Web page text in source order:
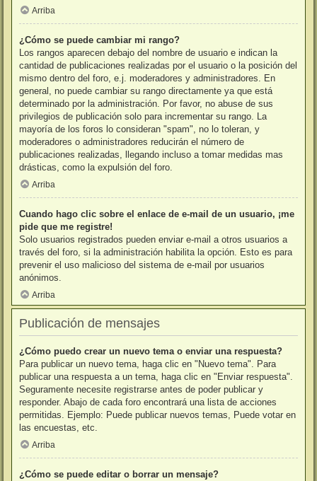
Arriba
¿Cómo se puede cambiar mi rango?
Los rangos aparecen debajo del nombre de usuario e indican la
cantidad de publicaciones realizadas por el usuario o la posición del
mismo dentro del foro, e.j. moderadores y administradores. En
general, no puede cambiar su rango directamente ya que está
determinado por la administración. Por favor, no abuse de sus
privilegios de publicación solo para incrementar su rango. La
mayoría de los foros lo consideran "spam", no lo toleran, y
moderadores o administradores reducirán el número de
publicaciones realizadas, llegando incluso a tomar medidas mas
drásticas, como la expulsión del foro.
Arriba
Cuando hago clic sobre el enlace de e-mail de un usuario, ¡me
pide que me registre!
Solo usuarios registrados pueden enviar e-mail a otros usuarios a
través del foro, si la administración habilita la opción. Esto es para
prevenir el uso malicioso del sistema de e-mail por usuarios
anónimos.
Arriba
Publicación de mensajes
¿Cómo puedo crear un nuevo tema o enviar una respuesta?
Para publicar un nuevo tema, haga clic en "Nuevo tema". Para
publicar una respuesta a un tema, haga clic en "Enviar respuesta".
Seguramente necesite registrarse antes de poder publicar y
responder. Abajo de cada foro encontrará una lista de acciones
permitidas. Ejemplo: Puede publicar nuevos temas, Puede votar en
las encuestas, etc.
Arriba
¿Cómo se puede editar o borrar un mensaje?